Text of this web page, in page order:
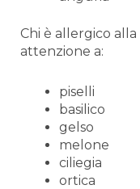
Chi è allergico alla
attenzione a:
piselli
basilico
gelso
melone
ciliegia
ortica